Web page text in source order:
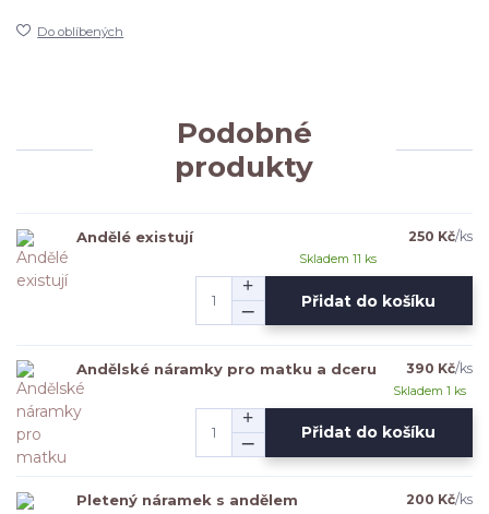
Do oblíbených
Podobné
produkty
Andělé existují 250 Kč/ks
Skladem 11 ks
Přidat do košíku
Andělské náramky pro matku a dceru 390 Kč/ks
Skladem 1 ks
Přidat do košíku
Pletený náramek s andělem 200 Kč/ks